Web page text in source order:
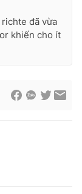
đã vừa
khiến cho ít